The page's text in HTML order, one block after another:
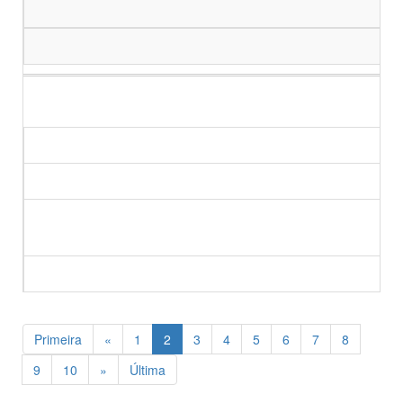
Primeira « 1 2 3 4 5 6 7
8
9
10 » Última